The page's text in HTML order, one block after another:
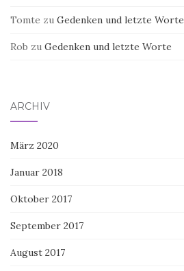
Tomte zu Gedenken und letzte Worte
Rob zu Gedenken und letzte Worte
ARCHIV
März 2020
Januar 2018
Oktober 2017
September 2017
August 2017